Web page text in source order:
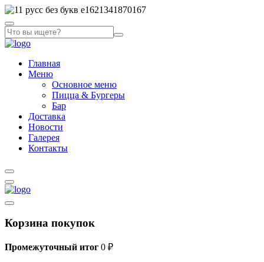
Главная
Меню
Основное меню
Пицца & Бургеры
Бар
Доставка
Новости
Галерея
Контакты
Корзина покупок
Промежуточный итог 0 ₽